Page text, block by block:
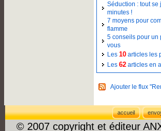
Séduction : tout se
minutes !
7 moyens pour
flamme
5 conseils pour un
vous
Les 10 articles les
Les 62 articles en
Ajouter le flux
accueil
© 2007 copyright et éditeur